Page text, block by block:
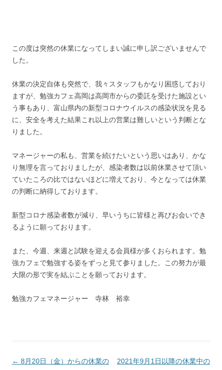
この度は突然の休業になってしまい誠に申し訳ございませんで
した。
休業の決定自体も突然で、我々スタッフもかなり困惑しており
ますが、勉強カフェ高岡は高岡市からの委託を受けた施設とい
う事もあり、富山県内の新型コロナウイルスの感染状況を見る
に、安全を考えた結果これ以上の営業は難しいという判断とな
りました。
マネージャーの私も、営業を続けたいという思いはあり、かな
り無理を言っておりましたが、感染者数は以前休業させて頂い
ていたころの比ではないほどに増えており、今となっては休業
の判断に納得しております。
新型コロナ感染者数が減り、早いうちに皆様と再びお会いでき
るように願っております。
また、今週、来週と試験を迎える会員様が多くおられます。勉
強カフェで勉強する姿をずっと見て参りました。この努力が最
大限の形で実を結ぶことを願っております。
勉強カフェマネージャー 寺林 裕幸
投
← 8月20日（金）からの休業の 2021年9月1日以降の休業中の